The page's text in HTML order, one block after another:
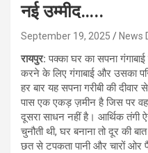
नई उम्मीद…..
September 19, 2025 News
रायपुर:पक्का घर का सपना
करने के लिए गंगाबाई और उसका
हर बार यह सपना गरीबी की
पास एक एकड़ ज़मीन है जिस पर
दूसरा साधन नहीं है। आर्थिक तंगी
चुनौती थी, घर बनाना तो दूर की
छत से टपकता पानी और चारों ओर